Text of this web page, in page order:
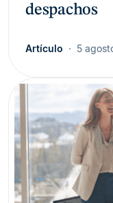
despachos
Artículo 5